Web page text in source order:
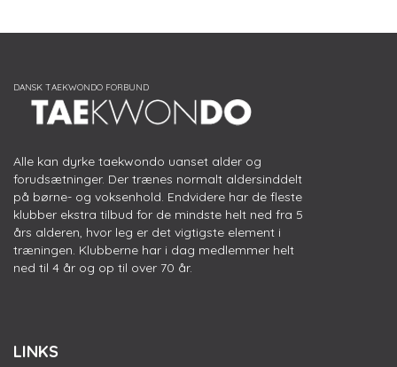
Alle kan dyrke taekwondo uanset alder og
forudsætninger. Der trænes normalt aldersinddelt
på børne- og voksenhold. Endvidere har de fleste
klubber ekstra tilbud for de mindste helt ned fra 5
års alderen, hvor leg er det vigtigste element i
træningen. Klubberne har i dag medlemmer helt
ned til 4 år og op til over 70 år.
LINKS